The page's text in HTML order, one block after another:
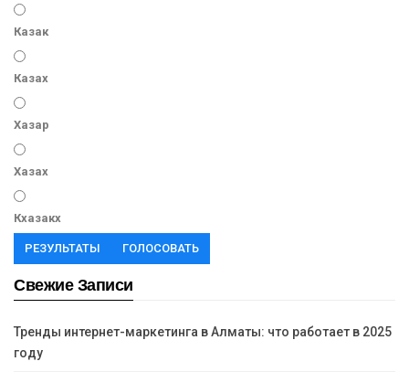
Казак
Казах
Хазар
Хазах
Кхазакх
РЕЗУЛЬТАТЫ ГОЛОСОВАТЬ
Свежие Записи
Тренды интернет-маркетинга в Алматы: что работает в 2025
году